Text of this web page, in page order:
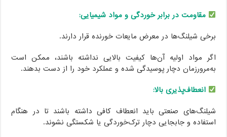
مقاومت در برابر خوردگی و مواد شیمیایی:
برخی شیلنگ‌ها در معرض مایعات خورنده قرار دارند.
اگر مواد اولیه آن‌ها کیفیت بالایی نداشته باشند، ممکن است
به‌مرورزمان دچار پوسیدگی شده و عملکرد خود را از دست بدهند.
انعطاف‌پذیری بالا:
شیلنگ‌های صنعتی باید انعطاف کافی داشته باشند تا در هنگام
استفاده و جابجایی دچار ترک‌خوردگی یا شکستگی نشوند.